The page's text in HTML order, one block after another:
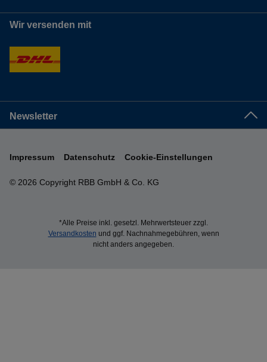
Wir versenden mit
Newsletter
© 2026 Copyright RBB GmbH & Co. KG
Impressum Datenschutz Cookie-Einstellungen
*Alle Preise inkl. gesetzl. Mehrwertsteuer zzgl.
Versandkosten und ggf. Nachnahmegebühren, wenn
nicht anders angegeben.